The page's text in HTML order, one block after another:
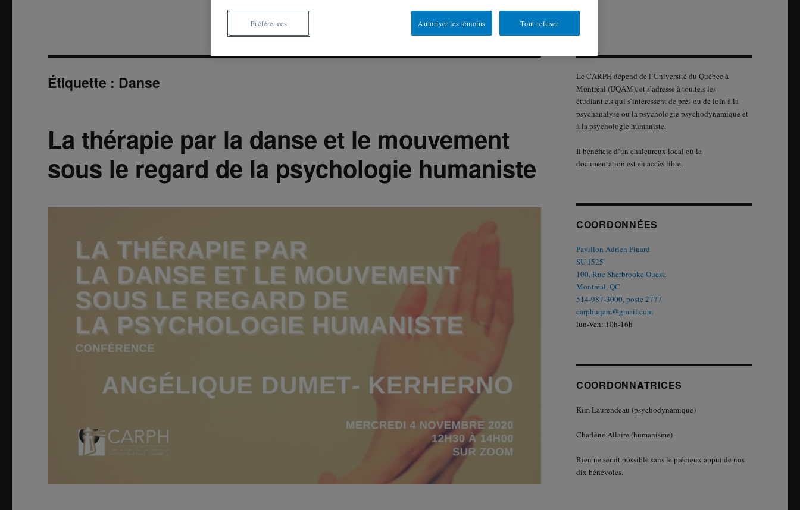
Étiquette : Danse
La thérapie par la danse et le mouvement
sous le regard de la psychologie humaniste
Le CARPH dépend de l’Université du Québec à
Montréal (UQAM), et s’adresse à tou.te.s les
étudiant.e.s qui s’intéressent de près ou de loin à la
psychanalyse ou la psychologie psychodynamique et
à la psychologie humaniste.
Il bénéficie d’un chaleureux local où la
documentation est en accès libre.
COORDONNÉES
Pavillon Adrien Pinard
SU-J525
100, Rue Sherbrooke Ouest,
Montréal, QC
514-987-3000, poste 2777
carphuqam@gmail.com
lun-Ven: 10h-16h
COORDONNATRICES
Kim Laurendeau (psychodynamique)
Charlène Allaire (humanisme)
Rien ne serait possible sans le précieux appui de nos
dix bénévoles.
Tout refuser
Autoriser les témoins
Préférences